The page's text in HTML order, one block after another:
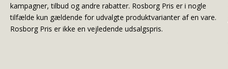
kampagner, tilbud og andre rabatter. Rosborg Pris er i nogle
tilfælde kun gældende for udvalgte produktvarianter af en vare.
Rosborg Pris er ikke en vejledende udsalgspris.